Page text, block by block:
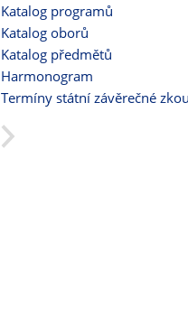
Katalog programů
Katalog oborů
Katalog předmětů
Harmonogram
Termíny státní závěrečné